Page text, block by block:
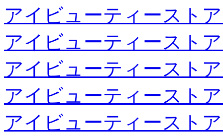
アイビューティースト
アイビューティースト
アイビューティースト
アイビューティースト
アイビューティースト